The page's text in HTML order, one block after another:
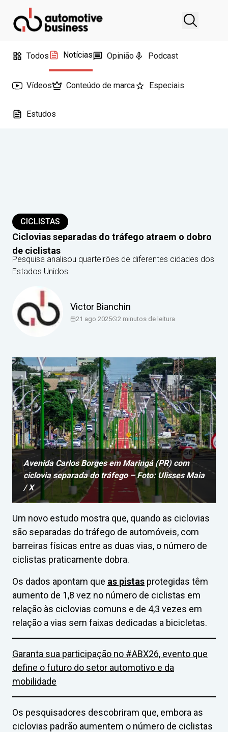
Todos Notícias Opinião Podcast
Vídeos Conteúdo de marca Especiais
Estudos
CICLISTAS
Ciclovias separadas do tráfego atraem o dobro
de ciclistas
Pesquisa analisou quarteirões de diferentes cidades dos
Estados Unidos
Victor Bianchin
21 ago 2025 2 minutos de leitura
Avenida Carlos Borges em Maringá (PR) com
ciclovia separada do tráfego – Foto: Ulisses Maia
/ X
Um novo estudo mostra que, quando as ciclovias
são separadas do tráfego de automóveis, com
barreiras físicas entre as duas vias, o número de
ciclistas praticamente dobra.
Os dados apontam que as pistas protegidas têm
aumento de 1,8 vez no número de ciclistas em
relação às ciclovias comuns e de 4,3 vezes em
relação a vias sem faixas dedicadas a bicicletas.
Garanta sua participação no #ABX26, evento que
define o futuro do setor automotivo e da
mobilidade
Os pesquisadores descobriram que, embora as
ciclovias padrão aumentem o número de ciclistas